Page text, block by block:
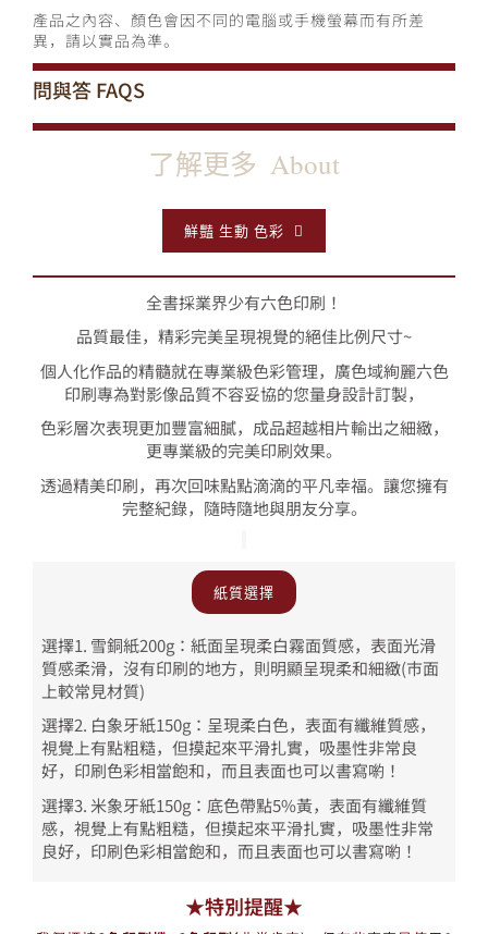
產品之內容、顏色會因不同的電腦或手機螢幕而有所差
異，請以實品為準。
問與答FAQS
了解更多 About
鮮豔 生動 色彩
全書採業界少有六色印刷！
品質最佳，精彩完美呈現視覺的絕佳比例尺寸~
個人化作品的精髓就在專業級色彩管理，廣色域絢麗六色
印刷專為對影像品質不容妥協的您量身設計訂製，
色彩層次表現更加豐富細膩，成品超越相片輸出之細緻，
更專業級的完美印刷效果。
透過精美印刷，再次回味點點滴滴的平凡幸福。讓您擁有
完整紀錄，隨時隨地與朋友分享。
紙質選擇
選擇1. 雪銅紙200g：紙面呈現柔白霧面質感，表面光滑
質感柔滑，沒有印刷的地方，則明顯呈現柔和細緻(市面
上較常見材質)
選擇2. 白象牙紙150g：呈現柔白色，表面有纖維質感，
視覺上有點粗糙，但摸起來平滑扎實，吸墨性非常良
好，印刷色彩相當飽和，而且表面也可以書寫喲！
選擇3. 米象牙紙150g：底色帶點5%黃，表面有纖維質
感，視覺上有點粗糙，但摸起來平滑扎實，吸墨性非常
良好，印刷色彩相當飽和，而且表面也可以書寫喲！
★特別提醒★